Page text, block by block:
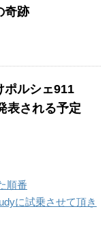
奇跡
ポルシェ911
表される予定
順番
に試乗させて頂き